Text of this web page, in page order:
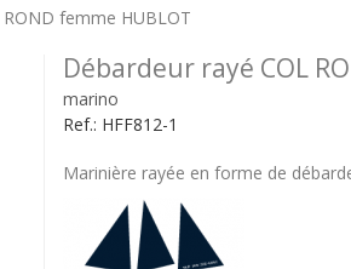
femme HUBLOT
Débardeur rayé COL
marino
Ref.: HFF812-1
Marinière rayée en forme de